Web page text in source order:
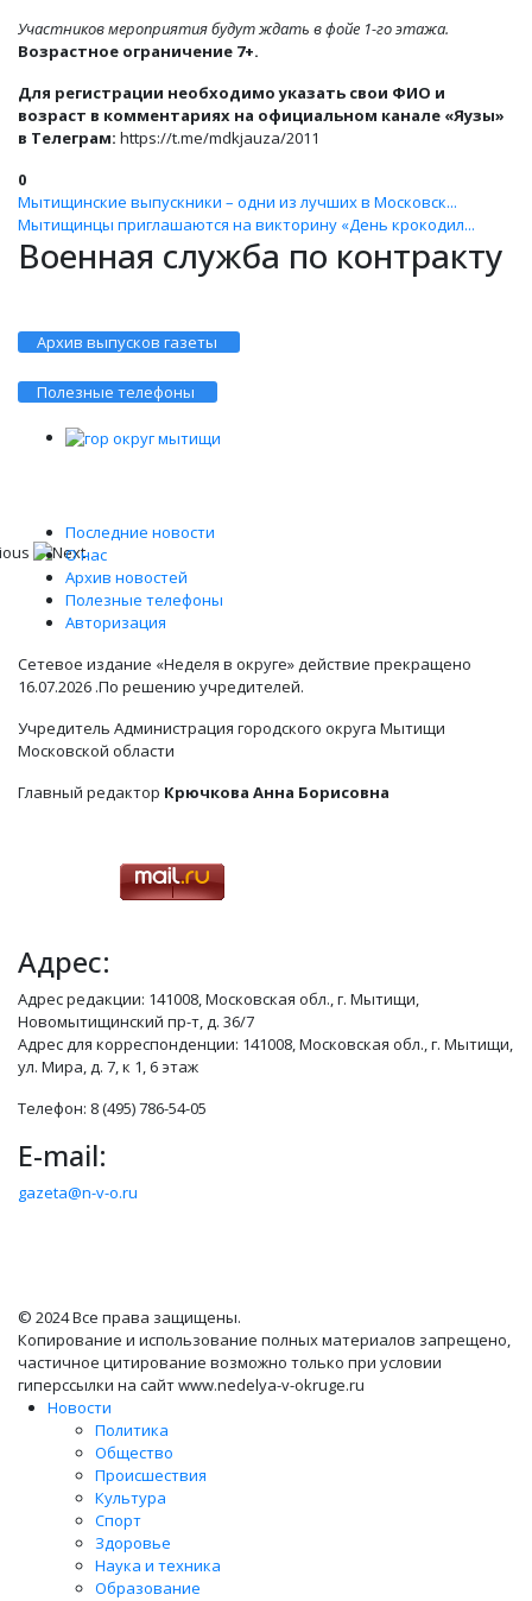
Участников мероприятия будут ждать в фойе 1-го этажа.
Возрастное ограничение 7+.
Для регистрации необходимо указать свои ФИО и
возраст в комментариях на официальном канале «Яузы»
в Телеграм: https://t.me/mdkjauza/2011
0
Мытищинские выпускники – одни из лучших в Московск...
Мытищинцы приглашаются на викторину «День крокодил...
Военная служба по контракту
Архив выпусков газеты
Полезные телефоны
Последние новости
О нас
Архив новостей
Полезные телефоны
Авторизация
Сетевое издание «Неделя в округе» действие прекращено
16.07.2026 .По решению учредителей.
Учредитель Администрация городского округа Мытищи
Московской области
Главный редактор Крючкова Анна Борисовна
Адрес:
Адрес редакции: 141008, Московская обл., г. Мытищи,
Новомытищинский пр-т, д. 36/7
Адрес для корреспонденции: 141008, Московская обл., г. Мытищи,
ул. Мира, д. 7, к 1, 6 этаж
Телефон: 8 (495) 786-54-05
E-mail:
gazeta@n-v-o.ru
© 2024 Все права защищены.
Копирование и использование полных материалов запрещено,
частичное цитирование возможно только при условии
гиперссылки на сайт www.nedelya-v-okruge.ru
Новости
Политика
Общество
Происшествия
Культура
Спорт
Здоровье
Наука и техника
Образование